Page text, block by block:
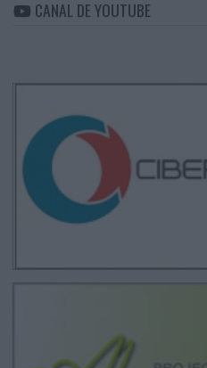
CANAL DE YOUTUBE